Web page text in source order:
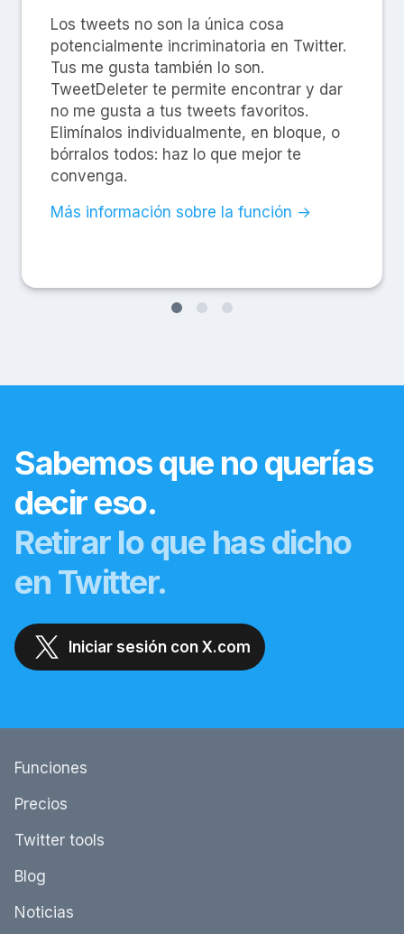
Los tweets no son la única cosa
potencialmente incriminatoria en Twitter.
Tus me gusta también lo son.
TweetDeleter te permite encontrar y dar
no me gusta a tus tweets favoritos.
Elimínalos individualmente, en bloque, o
bórralos todos: haz lo que mejor te
convenga.
Más información sobre la función →
Sabemos que no querías
decir eso.
Retirar lo que has dicho
en Twitter.
Iniciar sesión con X.com
Funciones
Precios
Twitter tools
Blog
Noticias